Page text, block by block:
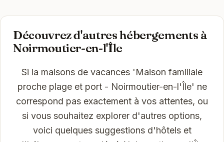
Découvrez d'autres hébergements à
Noirmoutier-en-l'Île
Si la maisons de vacances 'Maison familiale
proche plage et port - Noirmoutier-en-l'Île' ne
correspond pas exactement à vos attentes, ou
si vous souhaitez explorer d'autres options,
voici quelques suggestions d'hôtels et